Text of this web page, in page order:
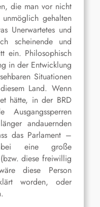
die man vor nicht
gehalten
Unerwartetes und
scheinende und
ein. Philosophisch
in der Entwicklung
Situationen
Land. Wenn
hätte, in der BRD
Ausgangssperren
andauernden
das Parlament –
eine große
diese freiwillig
diese Person
worden, oder